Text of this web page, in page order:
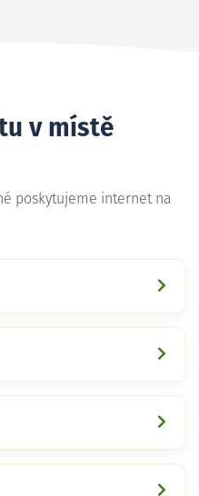
v místě
poskytujeme internet na